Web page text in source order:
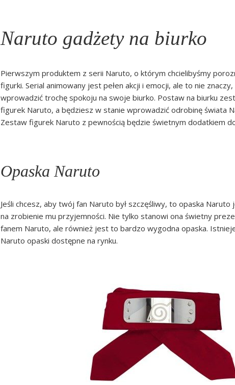
Naruto gadżety na biurko
Pierwszym produktem z serii Naruto, o którym chcielibyśmy
figurki. Serial animowany jest pełen akcji i emocji, ale to nie
wprowadzić trochę spokoju na swoje biurko. Postaw na biurku
figurek Naruto, a będziesz w stanie wprowadzić odrobinę świata
Zestaw figurek Naruto z pewnością będzie świetnym dodatkiem
Opaska Naruto
Jeśli chcesz, aby twój fan Naruto był szczęśliwy, to opaska
na zrobienie mu przyjemności. Nie tylko stanowi ona świetny
fanem Naruto, ale również jest to bardzo wygodna opaska.
Naruto opaski dostępne na rynku.